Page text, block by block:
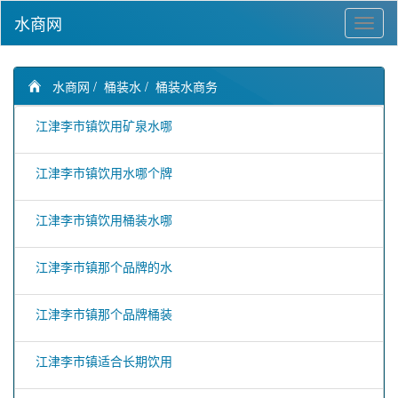
水商网
水商网 / 桶装水 / 桶装水商务
江津李市镇饮用矿泉水哪
江津李市镇饮用水哪个牌
江津李市镇饮用桶装水哪
江津李市镇那个品牌的水
江津李市镇那个品牌桶装
江津李市镇适合长期饮用